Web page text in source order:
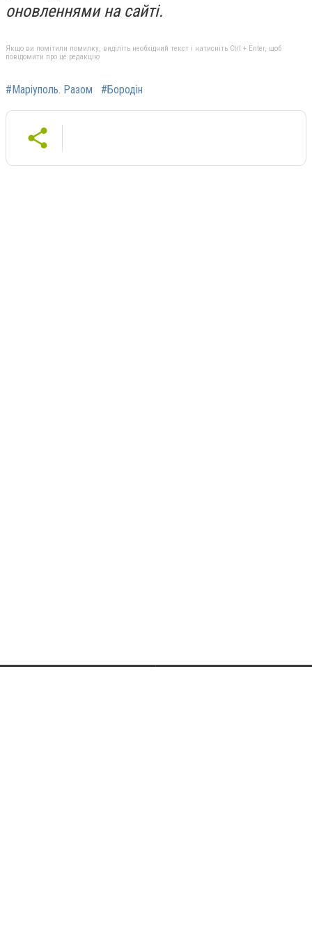
оновленнями на сайті.
Якщо ви помітили помилку, виділіть необхідний текст і натисніть Ctrl + Enter, щоб
повідомити про це редакцію
#Маріуполь. Разом #Бородін